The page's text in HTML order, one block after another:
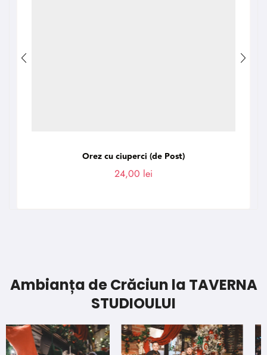
Orez cu ciuperci (de Post)
24,00 lei
Ambianța de Crăciun la TAVERNA
STUDIOULUI